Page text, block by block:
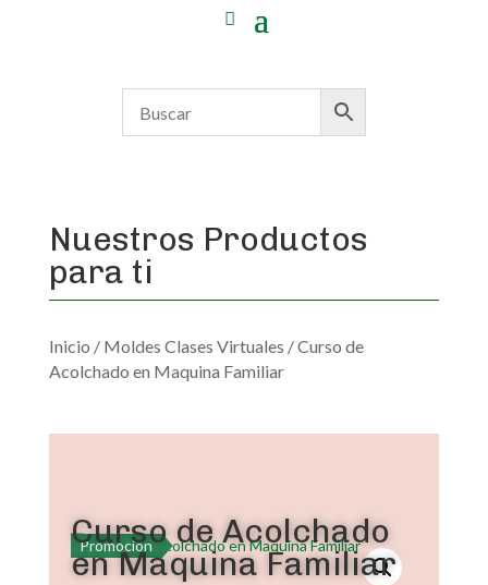
Nuestros Productos
para ti
Inicio / Moldes Clases Virtuales / Curso de
Acolchado en Maquina Familiar
Promoción
Curso de Acolchado
en Maquina Familiar